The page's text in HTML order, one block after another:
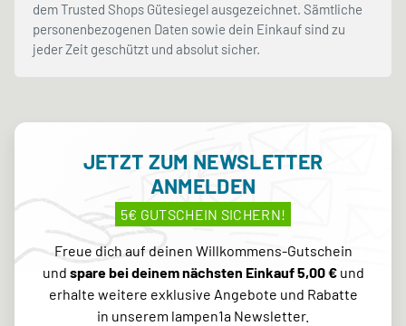
dem Trusted Shops Gütesiegel ausgezeichnet. Sämtliche
personenbezogenen Daten sowie dein Einkauf sind zu
jeder Zeit geschützt und absolut sicher.
JETZT ZUM NEWSLETTER
ANMELDEN
5€ GUTSCHEIN SICHERN!
Freue dich auf deinen Willkommens-Gutschein
und spare bei deinem nächsten Einkauf 5,00 €und
erhalte weitere exklusive Angebote und Rabatte
in unserem lampen1a Newsletter.